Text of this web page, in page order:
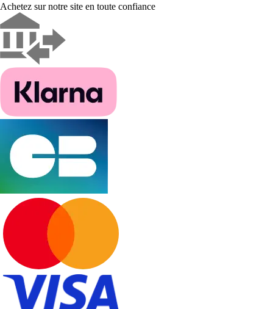
Achetez sur notre site en toute confiance